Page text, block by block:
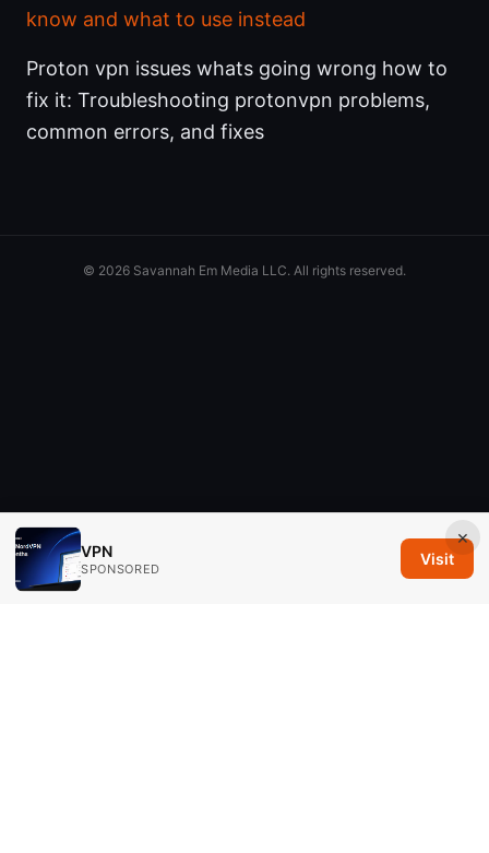
know and what to use instead
Proton vpn issues whats going wrong how to
fix it: Troubleshooting protonvpn problems,
common errors, and fixes
×
VPN
SPONSORED
Visit
© 2026 Savannah Em Media LLC. All rights reserved.